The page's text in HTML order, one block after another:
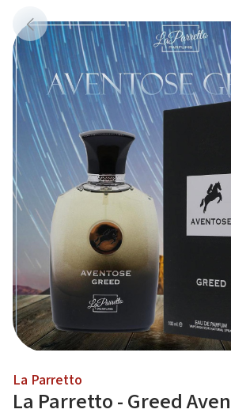
La Parretto
La Parretto - Greed